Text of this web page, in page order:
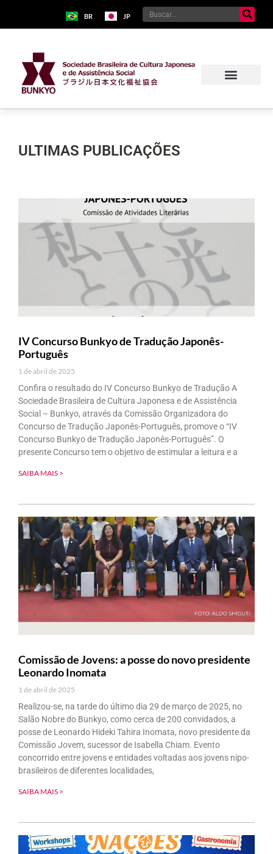
BR JP
ULTIMAS PUBLICAÇÕES
IV Concurso Bunkyo de Tradução Japonês-
Português
1 de abril de 2025
Confira o resultado do IV Concurso Bunkyo de Tradução A
Sociedade Brasileira de Cultura Japonesa e de Assistência
Social – Bunkyo, através da Comissão Organizadora do
Concurso de Tradução Japonês-Português, promove o “IV
Concurso Bunkyo de Tradução Japonês-Português”. O
presente Concurso tem o objetivo de estimular a leitura e a
SAIBA MAIS >
Comissão de Jovens: a posse do novo presidente
Leonardo Inomata
1 de abril de 2025
Realizou-se, na tarde do último dia 29 de março de 2025, no
Salão Nobre do Bunkyo, como cerca de 200 convidados, a
posse de Leonardo Hideki Tahira Inomata, novo presidente da
Comissão Jovem, sucessor de Isabella Chiam. Evento
concorrido entre jovens e entidades voltadas aos jovens nipo-
brasileiros de diferentes localidades,
SAIBA MAIS >